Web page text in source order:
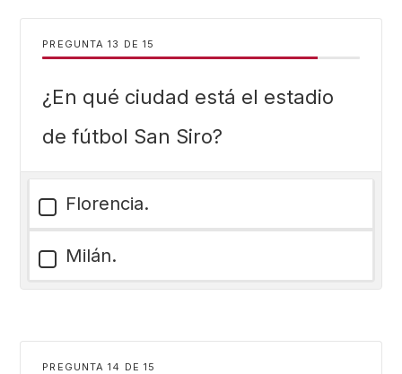
PREGUNTA DE 15
¿En qué ciudad está el estadio
de fútbol San Siro?
Florencia.
Milán.
PREGUNTA DE 15